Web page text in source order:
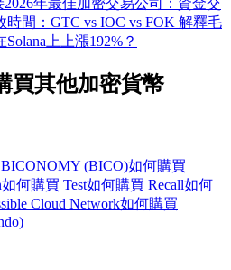
2026年最佳加密交易公司：資金交
時間：GTC vs IOC vs FOK 解釋毛
上上漲192%？
買其他加密貨幣
(BICO)如何購買
如何購買 Test如何購買 Recall如何
Cloud Network如何購買